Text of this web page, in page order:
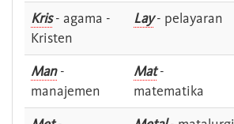
Kris- agama -
Kristen
Lay- pelayaran
Man-
manajemen
Mat-
matematika